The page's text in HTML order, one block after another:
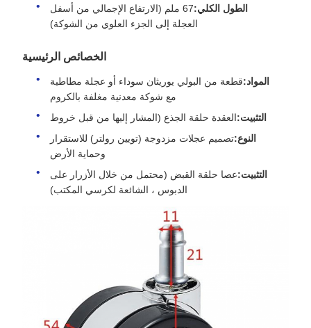
الطول الكلي:
67 ملم (الارتفاع الإجمالي من أسفل
العجلة إلى الجزء العلوي من الشوكة)
الخصائص الرئيسية
المواد:قطعة من البولي يوريثان سوداء أو عجلة مطاطية
مع شوكة معدنية مغلفة بالكروم
التثبيت:العقدة حلقة الجذع (المشار إليها من قبل خروط
النوع:تصميم عجلات مزدوجة (تويين رولتر) للاستقرار
وحماية الأرض
التثبيت:عصا حلقة القبض (محتمل من خلال الأزرار على
الدبوس ، الشائعة لكرسي المكتب)